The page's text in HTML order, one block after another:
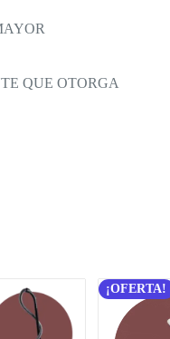
QUE OTORGA
¡OFERTA!